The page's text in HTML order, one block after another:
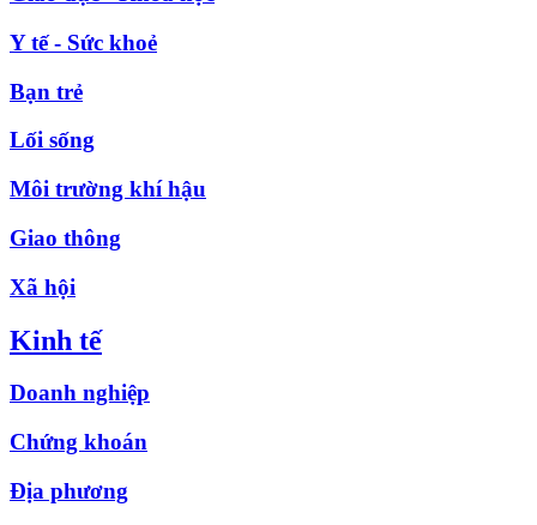
Y tế - Sức khoẻ
Bạn trẻ
Lối sống
Môi trường khí hậu
Giao thông
Xã hội
Kinh tế
Doanh nghiệp
Chứng khoán
Địa phương